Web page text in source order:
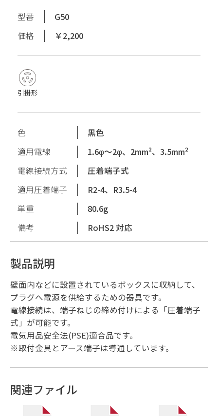
型番
G50
価格
￥2,200
引掛形
色
黒色
適用電線
1.6φ〜2φ、2mm²、3.5mm²
電線接続方式
圧着端子式
適用圧着端子
R2-4、R3.5-4
単重
80.6g
備考
RoHS2 対応
製品説明
壁面内などに設置されているボックスに収納して、
プラグへ電源を供給するための器具です。
電線接続は、端子ねじの締め付けによる「圧着端子
式」が可能です。
電気用品安全法(PSE)適合品です。
※取付金具とアース端子は導通しています。
関連ファイル